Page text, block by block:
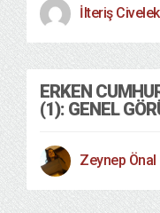
İlteriş Civelek
ERKEN
(1): GENEL
Zeynep Önal